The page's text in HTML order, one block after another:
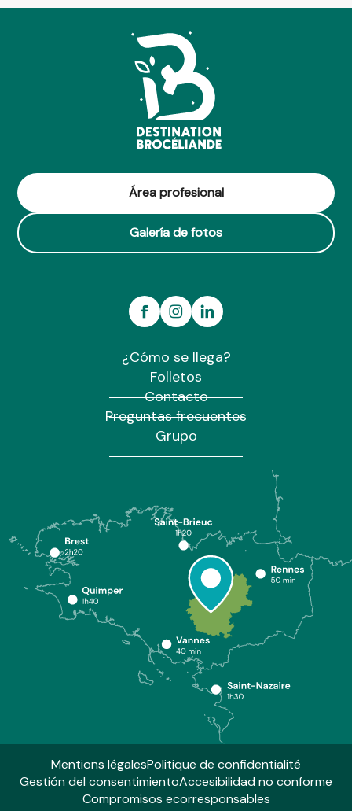
Área profesional
Galería de fotos
¿Cómo se llega?
Folletos
Contacto
Preguntas frecuentes
Grupo
Mentions légalesPolitique de confidentialité
Gestión del consentimientoAccesibilidad no conforme
Compromisos ecorresponsables